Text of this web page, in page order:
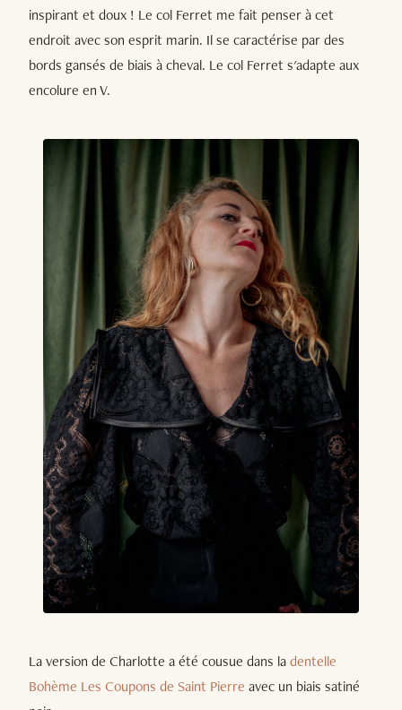
inspirant et doux ! Le col Ferret me fait penser à cet
endroit avec son esprit marin. Il se caractérise par des
bords gansés de biais à cheval. Le col Ferret s'adapte aux
encolure en V.
La version de Charlotte a été cousue dans ladentelle
Bohème Les Coupons de Saint Pierre avec un biais satiné